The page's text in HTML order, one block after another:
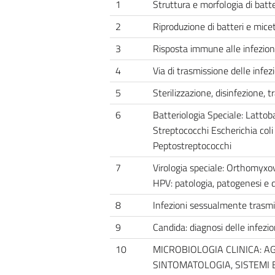
1
Struttura e morfologia di
2
Riproduzione di batteri e
3
Risposta immune alle
4
Via di trasmissione delle
5
Sterilizzazione, disinfezione,
6
Batteriologia Speciale:
Streptococchi Escherichia
Peptostreptococchi
7
Virologia speciale:
HPV: patologia, patogenesi e
8
Infezioni sessualmente
9
Candida: diagnosi delle
10
MICROBIOLOGIA CLINICA:
SINTOMATOLOGIA, SISTEMI